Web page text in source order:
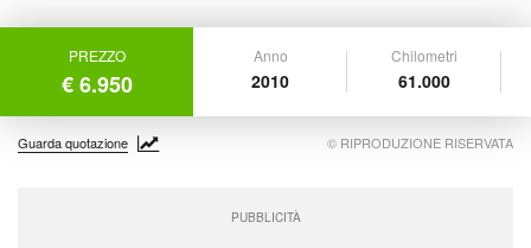
PREZZO
€ 6.950
Anno
2010
Chilometri
61.000
Guarda quotazione © RIPRODUZIONE RISERVATA
PUBBLICITÀ